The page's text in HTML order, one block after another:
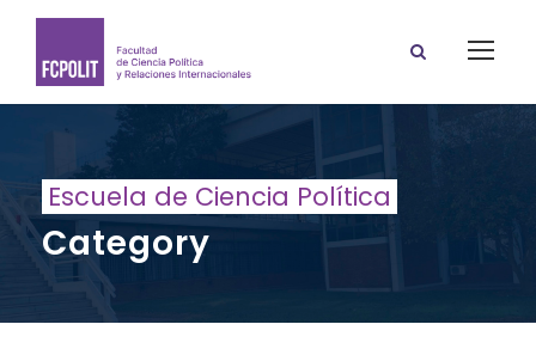
Escuela de Ciencia Política
Category